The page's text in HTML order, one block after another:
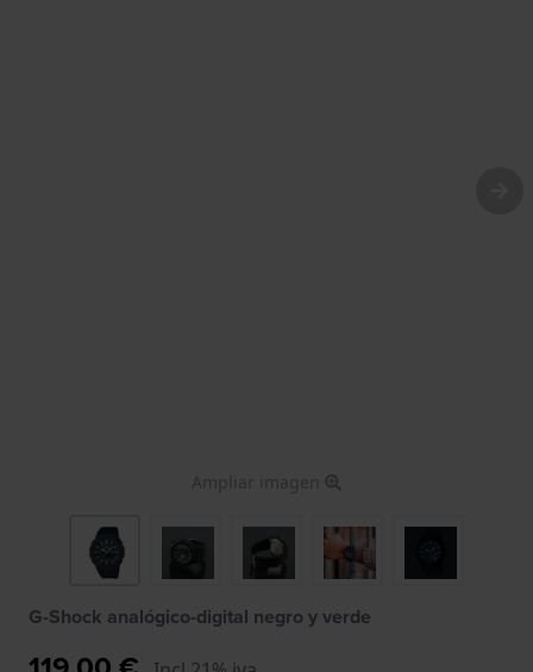
Ampliar imagen
G-Shock analógico-digital negro y verde